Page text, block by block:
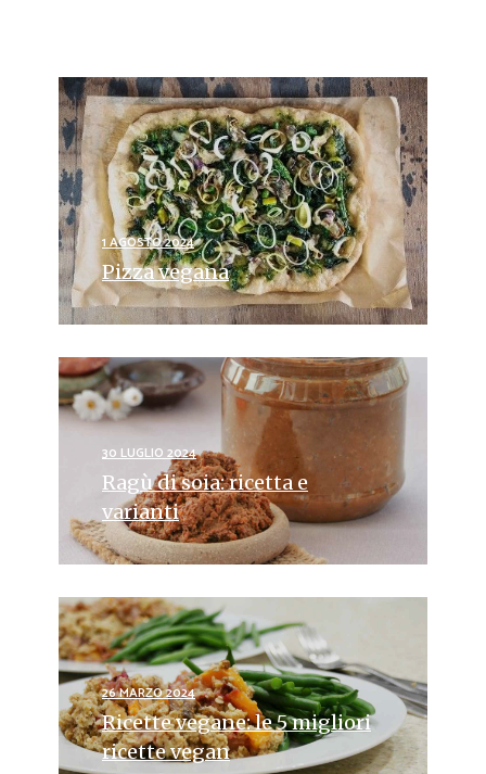
1 AGOSTO 2024
Pizza vegana
30 LUGLIO 2024
Ragù di soia: ricetta e
varianti
26 MARZO 2024
Ricette vegane: le 5 migliori
ricette vegan